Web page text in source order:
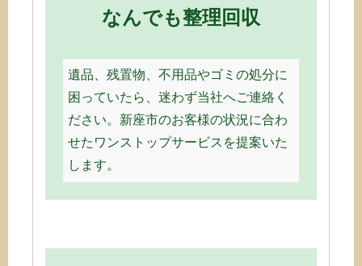
なんでも整理回収
遺品、残置物、不用品やゴミの処分に
困っていたら、迷わず当社へご連絡く
ださい。新座市のお客様の状況に合わ
せたワンストップサービスを提案いた
します。